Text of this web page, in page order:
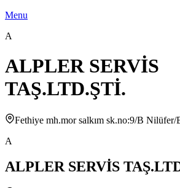
Menu
A
ALPLER SERVİS
TAŞ.LTD.ŞTİ.
Fethiye mh.mor salkım sk.no:9/B Nilüfer/
A
ALPLER SERVİS